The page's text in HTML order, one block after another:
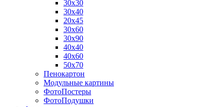
30х30
30х40
20х45
30х60
30х90
40х40
40х60
50х70
Пенокартон
Модульные картины
ФотоПостеры
ФотоПодушки